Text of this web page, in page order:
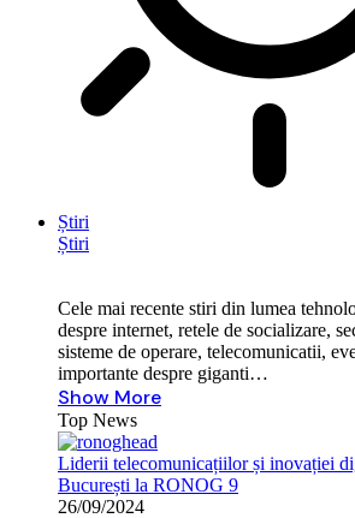
Știri
Știri
Cele mai recente stiri din lumea
despre internet, retele de socializare,
sisteme de operare, telecomunicatii,
importante despre giganti…
Show More
Top News
Liderii telecomunicațiilor și inovației
București la RONOG 9
26/09/2024